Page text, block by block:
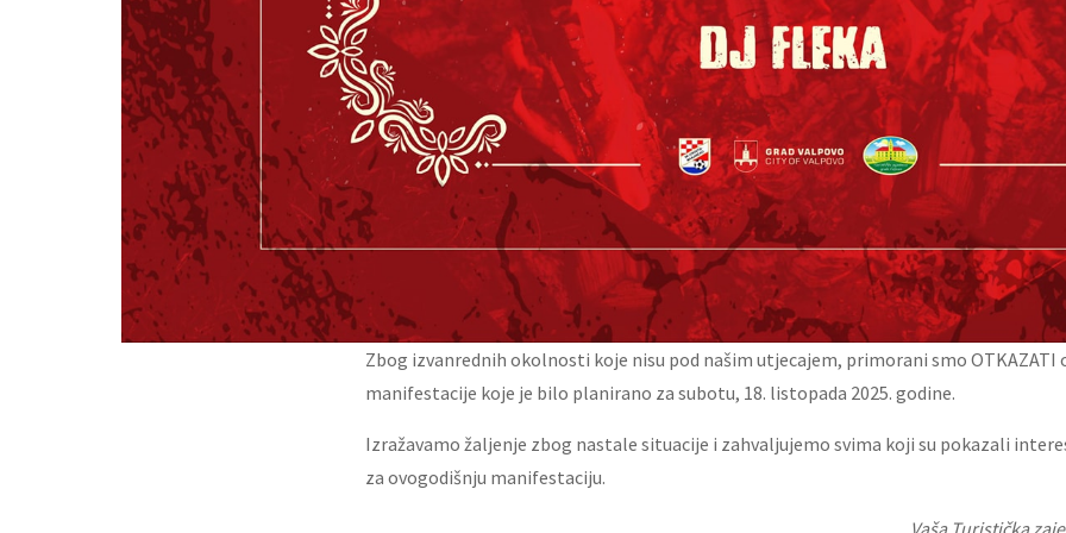
Zbog izvanrednih okolnosti koje nisu pod našim utjecajem, primorani smo OTKAZATI
manifestacije koje je bilo planirano za subotu, 18. listopada 2025. godine.
Izražavamo žaljenje zbog nastale situacije i zahvaljujemo svima koji su pokazali
za ovogodišnju manifestaciju.